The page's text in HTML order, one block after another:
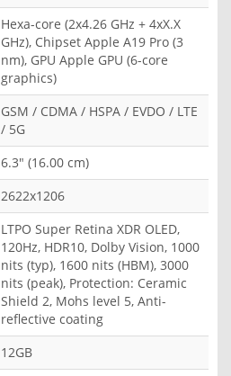
Hexa-core (2x4.26 GHz + 4xX.X
GHz), Chipset Apple A19 Pro (3
nm), GPU Apple GPU (6-core
graphics)
GSM / CDMA / HSPA / EVDO / LTE
/ 5G
6.3" (16.00 cm)
2622x1206
LTPO Super Retina XDR OLED,
120Hz, HDR10, Dolby Vision, 1000
nits (typ), 1600 nits (HBM), 3000
nits (peak), Protection: Ceramic
Shield 2, Mohs level 5, Anti-
reflective coating
12GB